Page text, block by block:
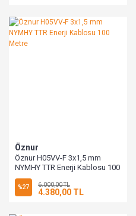
Öznur
Öznur H05VV-F 3x1,5 mm
NYMHY TTR Enerji Kablosu 100
Metre
%27 6.000,00 TL
4.380,00 TL